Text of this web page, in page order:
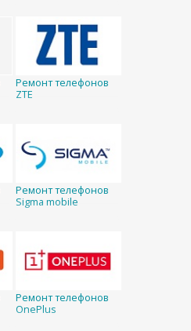
Ремонт телефонов
ZTE
Ремонт телефонов
Sigma mobile
Ремонт телефонов
OnePlus